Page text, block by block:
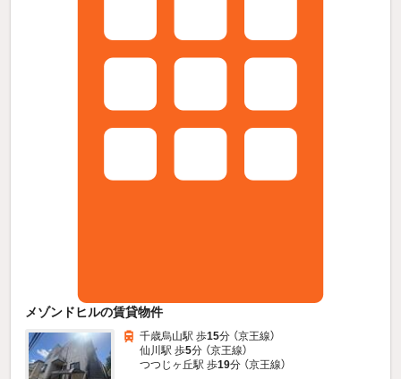
メゾンドヒルの賃貸物件
千歳烏山駅 歩15分 （京王線）
仙川駅 歩5分 （京王線）
つつじヶ丘駅 歩19分 （京王線）